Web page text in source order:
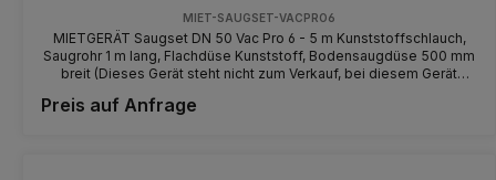
MIET-SAUGSET-VACPRO6
MIETGERÄT Saugset DN 50 Vac Pro 6 - 5 m Kunststoffschlauch,
Saugrohr 1 m lang, Flachdüse Kunststoff, Bodensaugdüse 500 mm
breit (Dieses Gerät steht nicht zum Verkauf, bei diesem Gerät
Benutzung mit dem Gerät und der Bedienung vertraut)
Preis auf Anfrage